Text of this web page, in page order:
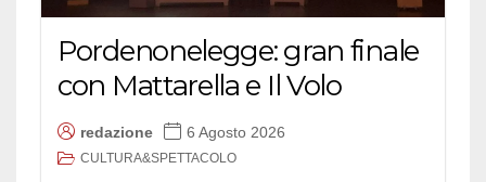
Pordenonelegge: gran finale
con Mattarella e Il Volo
redazione 6 Agosto 2026
CULTURA&SPETTACOLO